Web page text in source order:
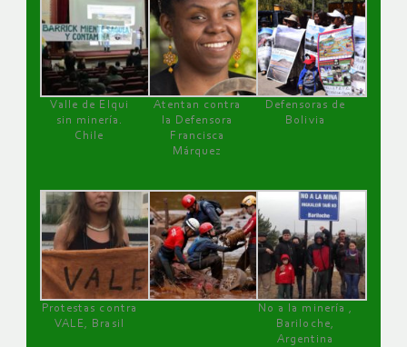
Valle de Elqui
sin minería.
Chile
Atentan contra
la Defensora
Francisca
Márquez
Defensoras de
Bolivia
Protestas contra
VALE, Brasil
No a la minería ,
Bariloche,
Argentina